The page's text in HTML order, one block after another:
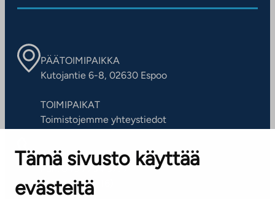
Tämä sivusto käyttää
evästeitä
PÄÄTOIMIPAIKKA
Kutojantie 6-8, 02630 Espoo
TOIMIPAIKAT
Toimistojemme yhteystiedot
ASIAKASPALVELUKESKUS
Puh. 045 7734 3777
(arkisin klo 8-16)